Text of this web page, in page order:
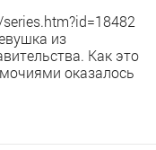
из
Как это
оказалось